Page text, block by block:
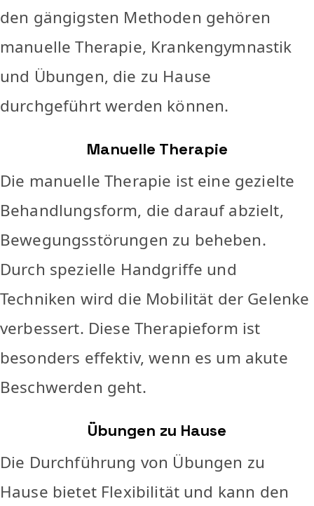
den gängigsten Methoden gehören
manuelle Therapie, Krankengymnastik
und Übungen, die zu Hause
durchgeführt werden können.
Manuelle Therapie
Die manuelle Therapie ist eine gezielte
Behandlungsform, die darauf abzielt,
Bewegungsstörungen zu beheben.
Durch spezielle Handgriffe und
Techniken wird die Mobilität der Gelenke
verbessert. Diese Therapieform ist
besonders effektiv, wenn es um akute
Beschwerden geht.
Übungen zu Hause
Die Durchführung von Übungen zu
Hause bietet Flexibilität und kann den